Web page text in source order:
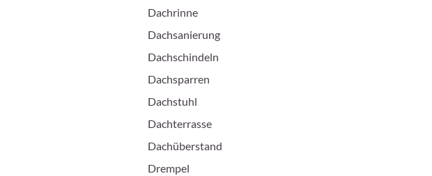
Dachrinne
Dachsanierung
Dachschindeln
Dachsparren
Dachstuhl
Dachterrasse
Dachüberstand
Drempel